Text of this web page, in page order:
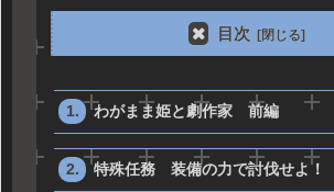
目次
わがまま姫と劇作家 前編
特殊任務 装備の力で討伐せよ！